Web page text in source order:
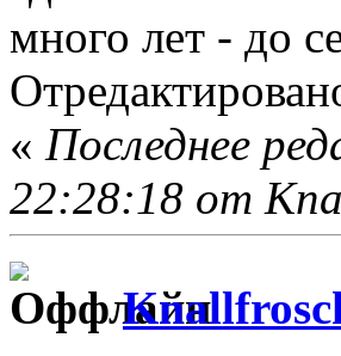
много лет - до
« Последнее
22:28:18 от